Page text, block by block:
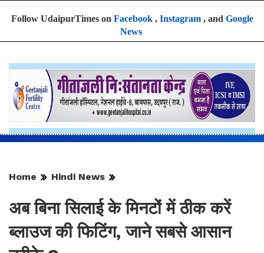
Follow UdaipurTimes on Facebook, Instagram, and Google
News
Home Hindi News
अब बिना सिलाई के मिनटों में ठीक करें
ब्लाउज की फिटिंग, जाने सबसे आसान